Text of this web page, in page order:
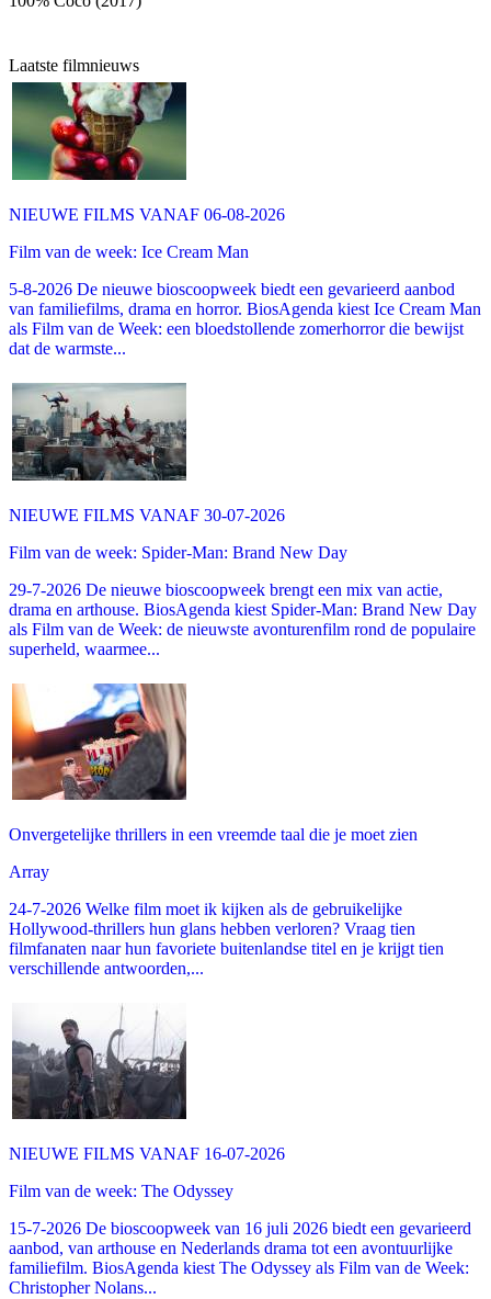
Laatste filmnieuws
NIEUWE FILMS VANAF 06-08-2026
Film van de week: Ice Cream Man
5-8-2026 De nieuwe bioscoopweek biedt een gevarieerd aanbod
van familiefilms, drama en horror. BiosAgenda kiest Ice Cream Man
als Film van de Week: een bloedstollende zomerhorror die bewijst
dat de warmste...
NIEUWE FILMS VANAF 30-07-2026
Film van de week: Spider-Man: Brand New Day
29-7-2026 De nieuwe bioscoopweek brengt een mix van actie,
drama en arthouse. BiosAgenda kiest Spider-Man: Brand New Day
als Film van de Week: de nieuwste avonturenfilm rond de populaire
superheld, waarmee...
Onvergetelijke thrillers in een vreemde taal die je moet zien
Array
24-7-2026 Welke film moet ik kijken als de gebruikelijke
Hollywood-thrillers hun glans hebben verloren? Vraag tien
filmfanaten naar hun favoriete buitenlandse titel en je krijgt tien
verschillende antwoorden,...
NIEUWE FILMS VANAF 16-07-2026
Film van de week: The Odyssey
15-7-2026 De bioscoopweek van 16 juli 2026 biedt een gevarieerd
aanbod, van arthouse en Nederlands drama tot een avontuurlijke
familiefilm. BiosAgenda kiest The Odyssey als Film van de Week:
Christopher Nolans...